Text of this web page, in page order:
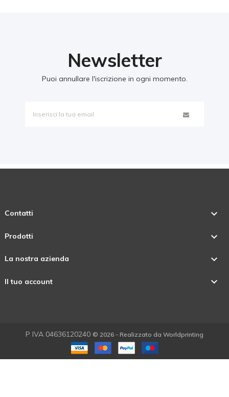
Newsletter
Puoi annullare l'iscrizione in ogni momento.
Contatti 
Prodotti 
La nostra azienda 
Il tuo account 
P IVA 04636120240 © 2026 - Realizzato da Worldprinting